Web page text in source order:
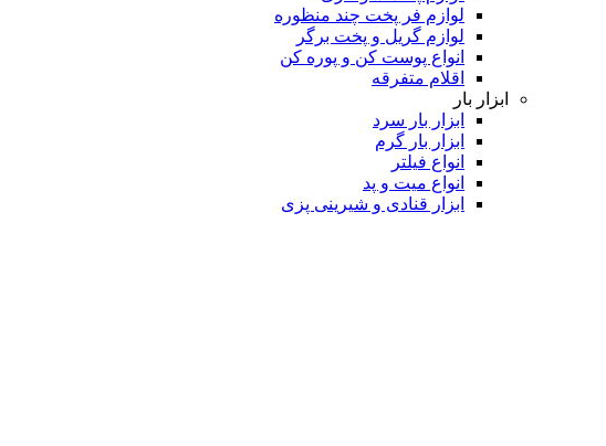
لوازم فر پخت چند منظوره
لوازم گریل و پخت برگر
انواع پوست کن و پوره کن
اقلام متفرقه
ابزار بار
ابزار بار سرد
ابزار بار گرم
انواع فیلتر
انواع میت و پد
ابزار قنادی و شیرینی پزی